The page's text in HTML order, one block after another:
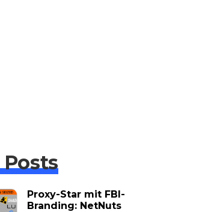
Proxy-Star mit FBI-
Branding: NetNuts